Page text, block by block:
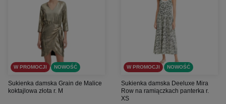
W PROMOCJI NOWOŚĆ
Sukienka damska Grain de Malice
koktajlowa złota r. M
W PROMOCJI NOWOŚĆ
Sukienka damska Deeluxe Mira
Row na ramiączkach panterka r.
XS